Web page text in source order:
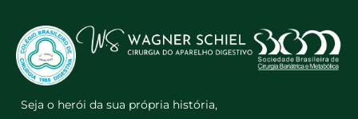
Seja o herói da sua própria história,